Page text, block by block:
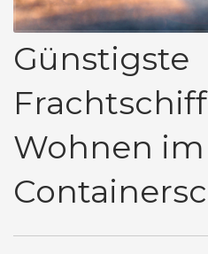
Günstigste
Wohnen im